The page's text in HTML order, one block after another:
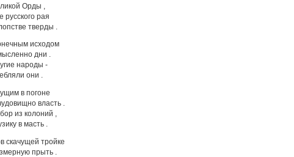
Орды ,
русского рая
тверды .
исходом
дни .
народы -
они .
в погоне
власть .
из колоний ,
в масть .
скачущей тройке
прыть .